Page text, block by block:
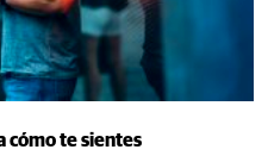
cómo te sientes